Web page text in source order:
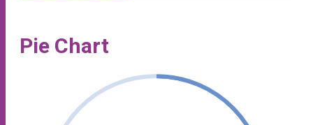
Pie Chart